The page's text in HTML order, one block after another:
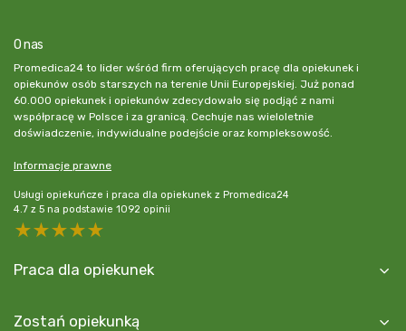
O nas
Promedica24 to lider wśród firm oferujących pracę dla opiekunek i
opiekunów osób starszych na terenie Unii Europejskiej. Już ponad
60.000 opiekunek i opiekunów zdecydowało się podjąć z nami
współpracę w Polsce i za granicą. Cechuje nas wieloletnie
doświadczenie, indywidualne podejście oraz kompleksowość.
Informacje prawne
Usługi opiekuńcze i praca dla opiekunek z Promedica24
4.7 z 5 na podstawie 1092 opinii
5 stars
4 stars
3 stars
2 stars
Praca dla opiekunek
Zostań opiekunką